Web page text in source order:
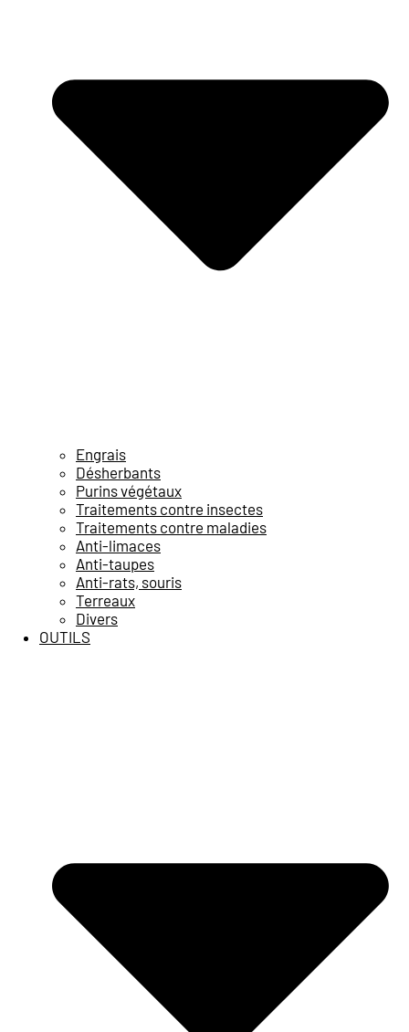
Engrais
Désherbants
Purins végétaux
Traitements contre insectes
Traitements contre maladies
Anti-limaces
Anti-taupes
Anti-rats, souris
Terreaux
Divers
OUTILS